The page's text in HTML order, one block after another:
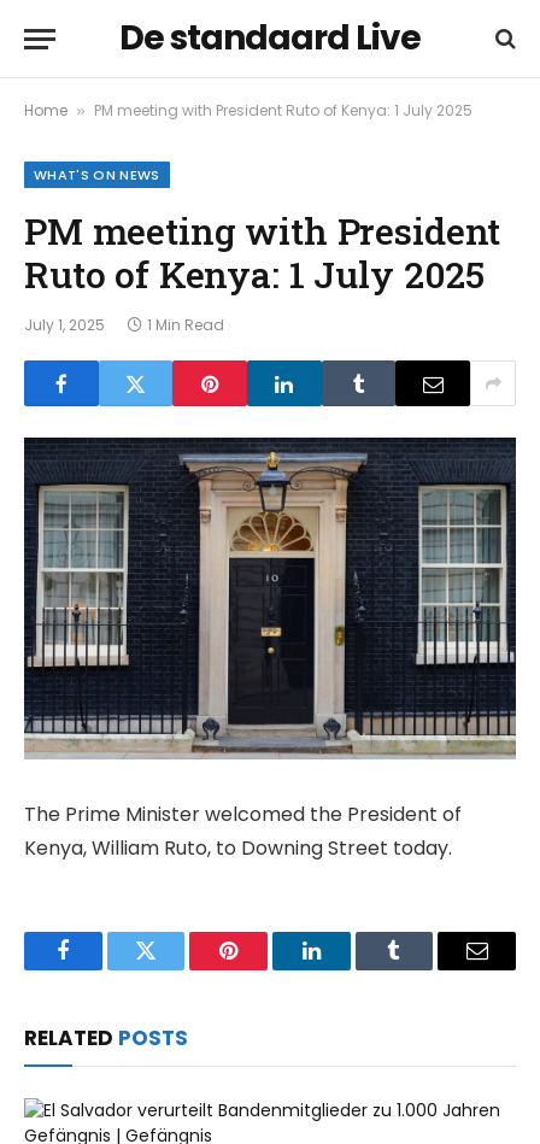
De standaard Live
Home » PM meeting with President Ruto of Kenya: 1 July 2025
WHAT'S ON NEWS
PM meeting with President
Ruto of Kenya: 1 July 2025
July 1, 2025 1 Min Read
The Prime Minister welcomed the President of
Kenya, William Ruto, to Downing Street today.
FacebookTwitter Pinterest LinkedInTumblr Email
RELATED POSTS